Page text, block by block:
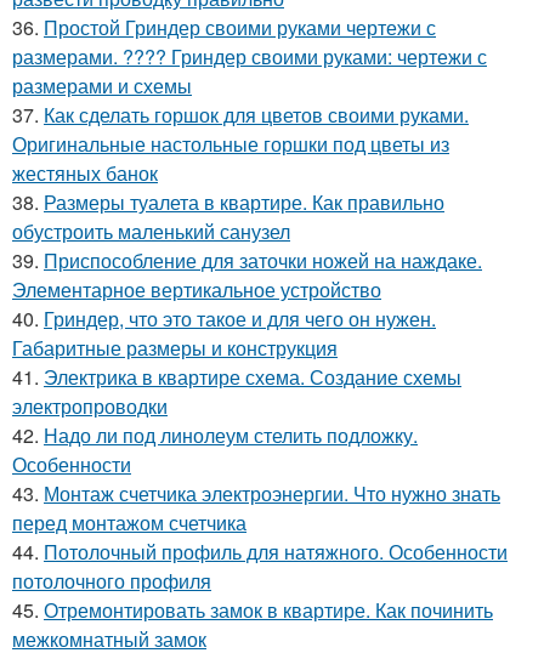
36. Простой Гриндер своими руками чертежи с
размерами. ???? Гриндер своими руками: чертежи с
размерами и схемы
37. Как сделать горшок для цветов своими руками.
Оригинальные настольные горшки под цветы из
жестяных банок
38. Размеры туалета в квартире. Как правильно
обустроить маленький санузел
39. Приспособление для заточки ножей на наждаке.
Элементарное вертикальное устройство
40. Гриндер, что это такое и для чего он нужен.
Габаритные размеры и конструкция
41. Электрика в квартире схема. Создание схемы
электропроводки
42. Надо ли под линолеум стелить подложку.
Особенности
43. Монтаж счетчика электроэнергии. Что нужно знать
перед монтажом счетчика
44. Потолочный профиль для натяжного. Особенности
потолочного профиля
45. Отремонтировать замок в квартире. Как починить
межкомнатный замок